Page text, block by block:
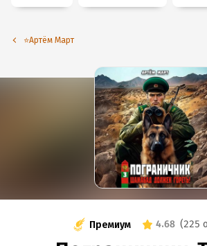
⭐️Артём Март
Премиум 4.68 (225